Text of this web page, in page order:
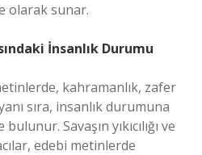
olarak sunar.
İnsanlık Durumu
kahramanlık, zafer
sıra, insanlık durumuna
Savaşın yıkıcılığı ve
edebi metinlerde